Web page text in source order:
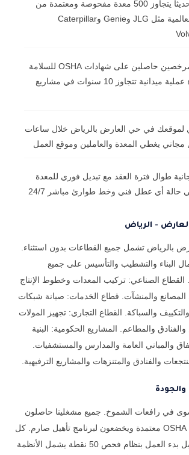
نمتلك أسطولاً حديثاً يتجاوز 500 معدة مفحوصة ومعتمدة من
أبرز العلامات العالمية مثل JLG وGenie وCaterpillar
نوفر مشغلين مرخصين حاصلين على شهادات OSHA للسلامة
المهنية مع خبرة عملية ميدانية تتجاوز 10 سنوات في مشاريع
لموقعك في حي العارض بالرياض خلال ساعات
يغطي المعدة والعاملين وموقع العمل
طوال فترة العقد مع تبديل فوري للمعدة
أي عطل فني وخط طوارئ مباشر 24/7
- الرياض
بالرياض تشمل جميع القطاعات بدون استثناء.
البناء والتشطيب والتأسيس على جميع
القطاع الصناعي: تركيب المعدات وخطوط الإنتاج
المصانع والمنشآت. قطاع الخدمات: صيانة شبكات
والتكييف والسباكة. القطاع التجاري: تجهيز المولات
والمطاعم. المشاريع الحكومية: البنية
والمباني العامة والمدارس والمستشفيات.
والفنادق والمتنزهات والمشاريع الترفيهية.
والجودة
في رافعات الشموخ. جميع مشغلينا حاصلون
على شهادات تدريب OSHA معتمدة ويخضعون لبرنامج تأهيل صارم. كل
معدة تُفحص يومياً قبل بدء العمل بنظام فحص 50 نقطة يشمل الأنظمة